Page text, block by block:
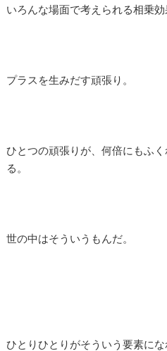
いろんな場面で考えられる相乗効
プラスを生みだす頑張り。
ひとつの頑張りが、何倍にもふ
る。
世の中はそういうもんだ。
ひとりひとりがそういう要素にな